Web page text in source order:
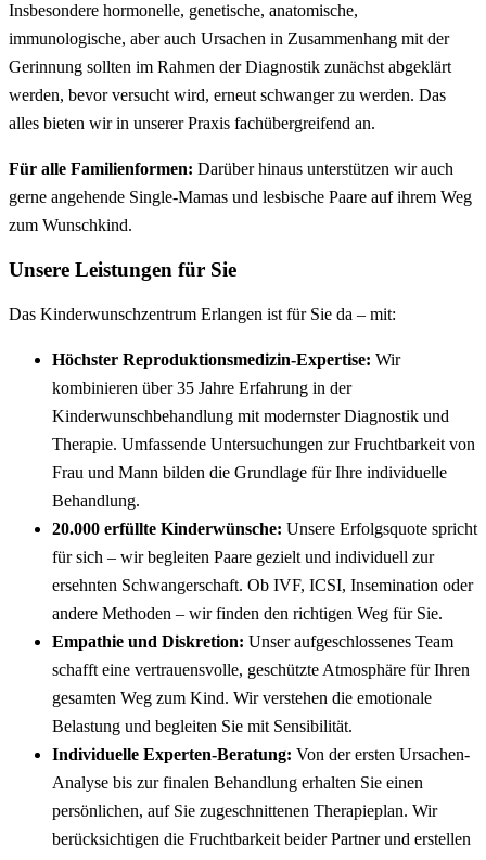
Insbesondere hormonelle, genetische, anatomische,
immunologische, aber auch Ursachen in Zusammenhang mit der
Gerinnung sollten im Rahmen der Diagnostik zunächst abgeklärt
werden, bevor versucht wird, erneut schwanger zu werden. Das
alles bieten wir in unserer Praxis fachübergreifend an.
Für alle Familienformen: Darüber hinaus unterstützen wir auch
gerne angehende Single-Mamas und lesbische Paare auf ihrem Weg
zum Wunschkind.
Unsere Leistungen für Sie
Das Kinderwunschzentrum Erlangen ist für Sie da – mit:
Höchster Reproduktionsmedizin-Expertise: Wir
kombinieren über 35 Jahre Erfahrung in der
Kinderwunschbehandlung mit modernster Diagnostik und
Therapie. Umfassende Untersuchungen zur Fruchtbarkeit von
Frau und Mann bilden die Grundlage für Ihre individuelle
Behandlung.
20.000 erfüllte Kinderwünsche: Unsere Erfolgsquote spricht
für sich – wir begleiten Paare gezielt und individuell zur
ersehnten Schwangerschaft. Ob IVF, ICSI, Insemination oder
andere Methoden – wir finden den richtigen Weg für Sie.
Empathie und Diskretion: Unser aufgeschlossenes Team
schafft eine vertrauensvolle, geschützte Atmosphäre für Ihren
gesamten Weg zum Kind. Wir verstehen die emotionale
Belastung und begleiten Sie mit Sensibilität.
Individuelle Experten-Beratung: Von der ersten Ursachen-
Analyse bis zur finalen Behandlung erhalten Sie einen
persönlichen, auf Sie zugeschnittenen Therapieplan. Wir
berücksichtigen die Fruchtbarkeit beider Partner und erstellen